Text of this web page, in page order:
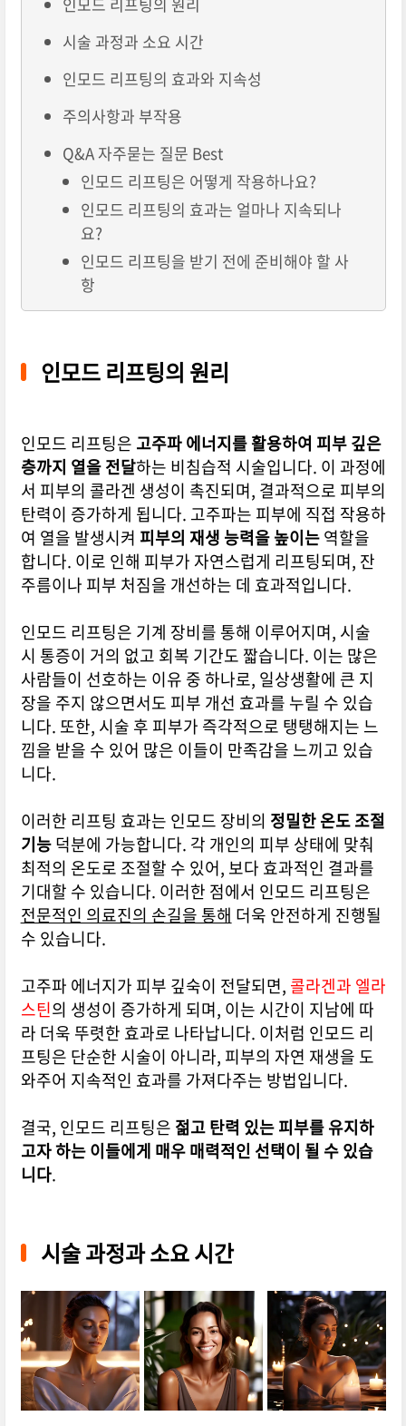
시술 과정과 소요 시간
인모드 리프팅의 효과와 지속성
주의사항과 부작용
Q&A 자주묻는 질문 Best
인모드 리프팅은 어떻게 작용하나요?
인모드 리프팅의 효과는 얼마나 지속되나
요?
인모드 리프팅을 받기 전에 준비해야 할 사
항
인모드 리프팅의 원리
인모드 리프팅은 고주파 에너지를 활용하여 피부 깊은
층까지 열을 전달하는 비침습적 시술입니다. 이 과정에
서 피부의 콜라겐 생성이 촉진되며, 결과적으로 피부의
탄력이 증가하게 됩니다. 고주파는 피부에 직접 작용하
여 열을 발생시켜 피부의 재생 능력을 높이는역할을
합니다. 이로 인해 피부가 자연스럽게 리프팅되며, 잔
주름이나 피부 처짐을 개선하는 데 효과적입니다.
인모드 리프팅은 기계 장비를 통해 이루어지며, 시술
시 통증이 거의 없고 회복 기간도 짧습니다. 이는 많은
사람들이 선호하는 이유 중 하나로, 일상생활에 큰 지
장을 주지 않으면서도 피부 개선 효과를 누릴 수 있습
니다. 또한, 시술 후 피부가 즉각적으로 탱탱해지는 느
낌을 받을 수 있어 많은 이들이 만족감을 느끼고 있습
니다.
이러한 리프팅 효과는 인모드 장비의 정밀한 온도 조절
기능덕분에 가능합니다. 각 개인의 피부 상태에 맞춰
최적의 온도로 조절할 수 있어, 보다 효과적인 결과를
기대할 수 있습니다. 이러한 점에서 인모드 리프팅은
전문적인 의료진의 손길을 통해 더욱 안전하게 진행될
수 있습니다.
고주파 에너지가 피부 깊숙이 전달되면, 콜라겐과 엘라
스틴의 생성이 증가하게 되며, 이는 시간이 지남에 따
라 더욱 뚜렷한 효과로 나타납니다. 이처럼 인모드 리
프팅은 단순한 시술이 아니라, 피부의 자연 재생을 도
와주어 지속적인 효과를 가져다주는 방법입니다.
결국, 인모드 리프팅은 젊고 탄력 있는 피부를 유지하
고자 하는 이들에게 매우 매력적인 선택이 될 수 있습
니다.
시술 과정과 소요 시간